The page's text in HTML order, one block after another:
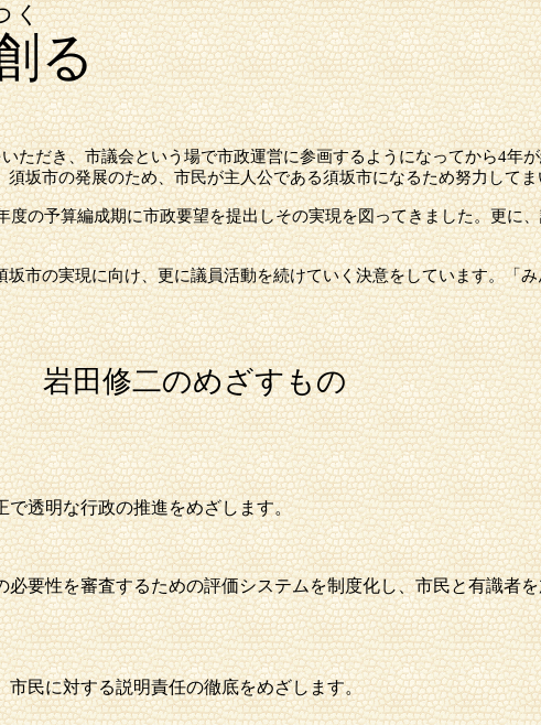
く
る
ただき、市議会という場で市政運営に参画するようになってから4年
須坂市の発展のため、市民が主人公である須坂市になるため努力して
度の予算編成期に市政要望を提出しその実現を図ってきました。更に
坂市の実現に向け、更に議員活動を続けていく決意をしています。「
岩田修二のめざすもの
で透明な行政の推進をめざします。
要性を審査するための評価システムを制度化し、市民と有識者
民に対する説明責任の徹底をめざします。